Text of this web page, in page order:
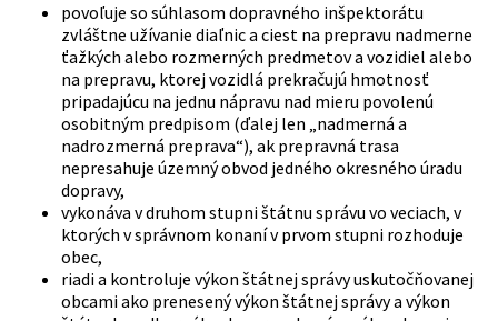
povoľuje so súhlasom dopravného inšpektorátu
zvláštne užívanie diaľnic a ciest na prepravu nadmerne
ťažkých alebo rozmerných predmetov a vozidiel alebo
na prepravu, ktorej vozidlá prekračujú hmotnosť
pripadajúcu na jednu nápravu nad mieru povolenú
osobitným predpisom (ďalej len „nadmerná a
nadrozmerná preprava“), ak prepravná trasa
nepresahuje územný obvod jedného okresného úradu
dopravy,
vykonáva v druhom stupni štátnu správu vo veciach, v
ktorých v správnom konaní v prvom stupni rozhoduje
obec,
riadi a kontroluje výkon štátnej správy uskutočňovanej
obcami ako prenesený výkon štátnej správy a výkon